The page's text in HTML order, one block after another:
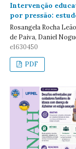
Intervenção
por pressão:
Rosangela Rocha
de Paiva, Daniel
e1630450
PDF